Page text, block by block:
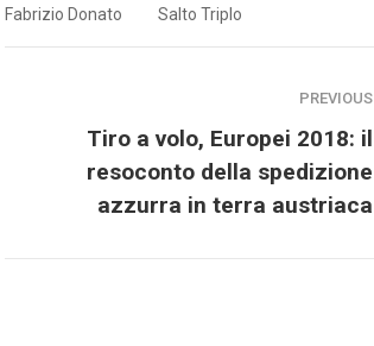
Fabrizio Donato Salto Triplo
PREVIOUS
Tiro a volo, Europei 2018: il
resoconto della spedizione
azzurra in terra austriaca